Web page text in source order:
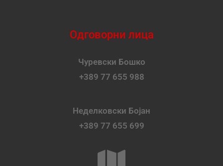
Одговорни лица
Чуревски Бошко
+389 77 655 988
Неделковски Бојан
+389 77 655 699